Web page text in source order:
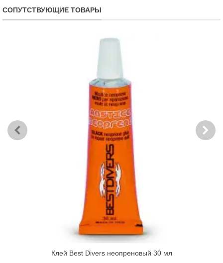
СОПУТСТВУЮЩИЕ ТОВАРЫ
Клей Best Divers неопреновый 30 мл